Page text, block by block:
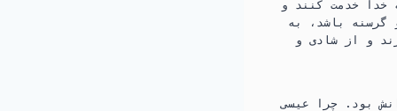
خدا خدمت کنند و
گرسنه باشد،‏ به
و از شادی و
بود.‏ چرا عیسی